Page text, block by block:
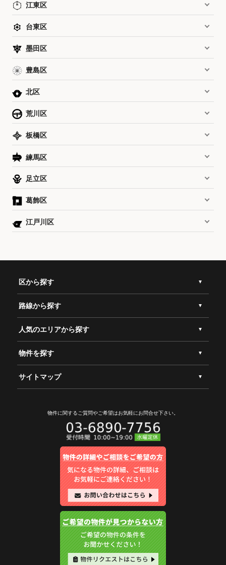
江東区
台東区
墨田区
豊島区
北区
荒川区
板橋区
練馬区
足立区
葛飾区
江戸川区
区から探す
路線から探す
人気のエリアから探す
物件を探す
サイトマップ
物件に関するご質問やご希望はお気軽にお問合せ下さい。